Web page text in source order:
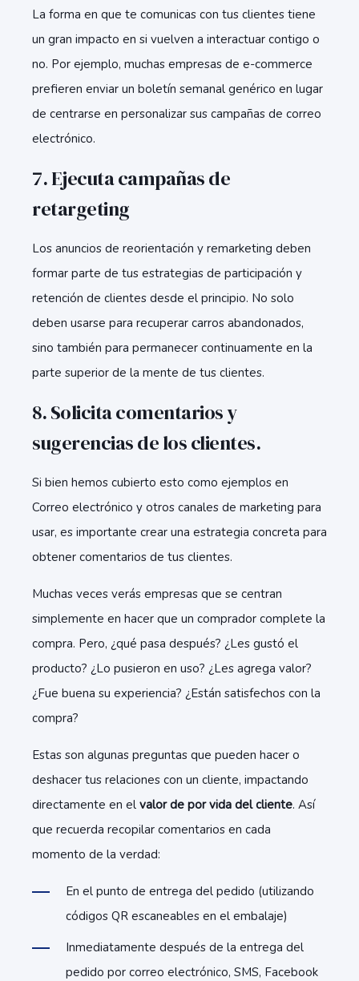
La forma en que te comunicas con tus clientes tiene
un gran impacto en si vuelven a interactuar contigo o
no. Por ejemplo, muchas empresas de e-commerce
prefieren enviar un boletín semanal genérico en lugar
de centrarse en personalizar sus campañas de correo
electrónico.
7. Ejecuta campañas de
retargeting
Los anuncios de reorientación y remarketing deben
formar parte de tus estrategias de participación y
retención de clientes desde el principio. No solo
deben usarse para recuperar carros abandonados,
sino también para permanecer continuamente en la
parte superior de la mente de tus clientes.
8. Solicita comentarios y
sugerencias de los clientes.
Si bien hemos cubierto esto como ejemplos en
Correo electrónico y otros canales de marketing para
usar, es importante crear una estrategia concreta para
obtener comentarios de tus clientes.
Muchas veces verás empresas que se centran
simplemente en hacer que un comprador complete la
compra. Pero, ¿qué pasa después? ¿Les gustó el
producto? ¿Lo pusieron en uso? ¿Les agrega valor?
¿Fue buena su experiencia? ¿Están satisfechos con la
compra?
Estas son algunas preguntas que pueden hacer o
deshacer tus relaciones con un cliente, impactando
directamente en el valor de por vida del cliente. Así
que recuerda recopilar comentarios en cada
momento de la verdad:
En el punto de entrega del pedido (utilizando
códigos QR escaneables en el embalaje)
Inmediatamente después de la entrega del
pedido por correo electrónico, SMS, Facebook